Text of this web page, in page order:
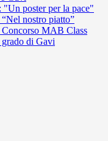
"Un poster per la pace"
nostro piatto”
MAB Class
di Gavi